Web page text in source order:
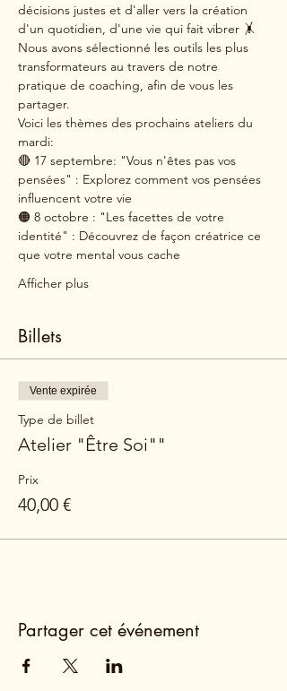
décisions justes et d'aller vers la création
d'un quotidien, d'une vie qui fait vibrer 🤸
Nous avons sélectionné les outils les plus
transformateurs au travers de notre
pratique de coaching, afin de vous les
partager.
Voici les thèmes des prochains ateliers du
mardi:
🔴 17 septembre: "Vous n'êtes pas vos
pensées" : Explorez comment vos pensées
influencent votre vie
🟠 8 octobre : "Les facettes de votre
identité" : Découvrez de façon créatrice ce
que votre mental vous cache
Afficher plus
Billets
Vente expirée
Type de billet
Atelier "Être Soi""
Prix
40,00 €
Partager cet événement